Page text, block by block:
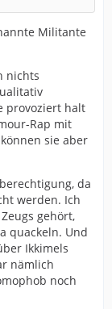
Militante
nichts
provoziert halt
Rap mit
sie aber
da
werden. Ich
gehört,
quackeln. Und
Ikkimels
nämlich
noch